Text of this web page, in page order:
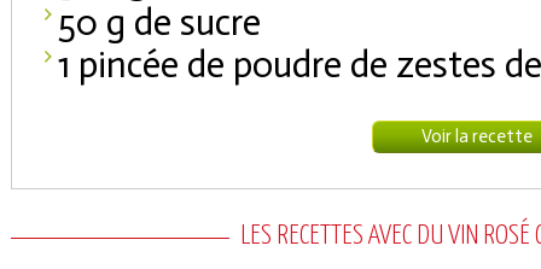
50 g de sucre
1 pincée de poudre de zestes
Voir la recette
LES RECETTES AVEC DU VIN ROSÉ